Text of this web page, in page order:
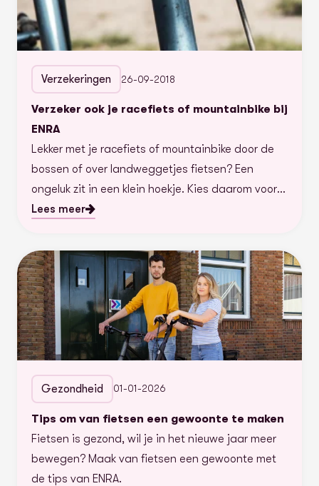
Verzekeringen 26-09-2018
Verzeker ook je racefiets of mountainbike bij
ENRA
Lekker met je racefiets of mountainbike door de
bossen of over landweggetjes fietsen? Een
ongeluk zit in een klein hoekje. Kies daarom voor
de racefiets- en mountainbikeverzekering van
Lees meer
Gezondheid 01-01-2026
Tips om van fietsen een gewoonte te maken
Fietsen is gezond, wil je in het nieuwe jaar meer
bewegen? Maak van fietsen een gewoonte met
de tips van ENRA.